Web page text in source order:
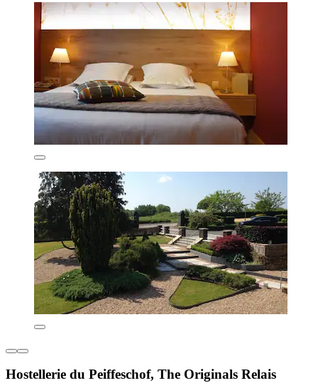
Hostellerie du Peiffeschof, The Originals Relais